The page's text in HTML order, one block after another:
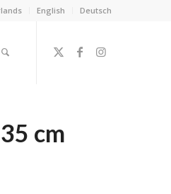
English Deutsch
cm